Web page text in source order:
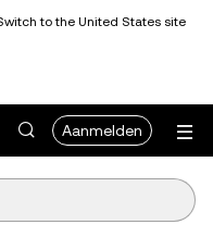
to the United States site
Aanmelden